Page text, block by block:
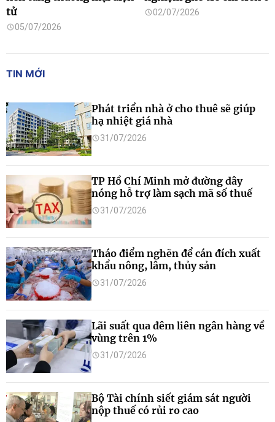
tử
05/07/2026
02/07/2026
TIN MỚI
Phát triển nhà ở cho thuê sẽ giúp
hạ nhiệt giá nhà
31/07/2026
TP Hồ Chí Minh mở đường dây
nóng hỗ trợ làm sạch mã số thuế
31/07/2026
Tháo điểm nghẽn để cán đích xuất
khẩu nông, lâm, thủy sản
31/07/2026
Lãi suất qua đêm liên ngân hàng về
vùng trên 1%
31/07/2026
Bộ Tài chính siết giám sát người
nộp thuế có rủi ro cao